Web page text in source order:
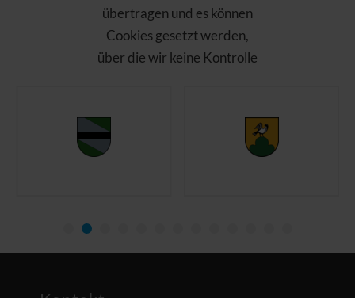
übertragen und es können
Cookies gesetzt werden,
über die wir keine Kontrolle